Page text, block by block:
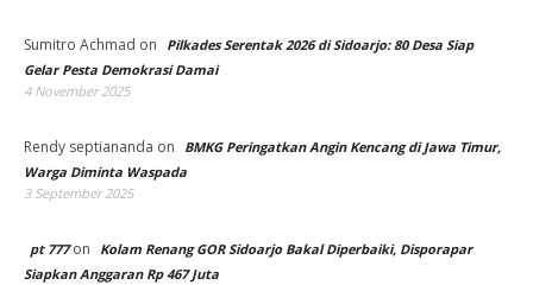
Sumitro Achmad on
Pilkades Serentak 2026 di Sidoarjo: 80 Desa Siap
Gelar Pesta Demokrasi Damai
4 November 2025
Rendy septiananda on
BMKG Peringatkan Angin Kencang di Jawa Timur,
Warga Diminta Waspada
3 September 2025
pt 777on
Kolam Renang GOR Sidoarjo Bakal Diperbaiki, Disporapar
Siapkan Anggaran Rp 467 Juta